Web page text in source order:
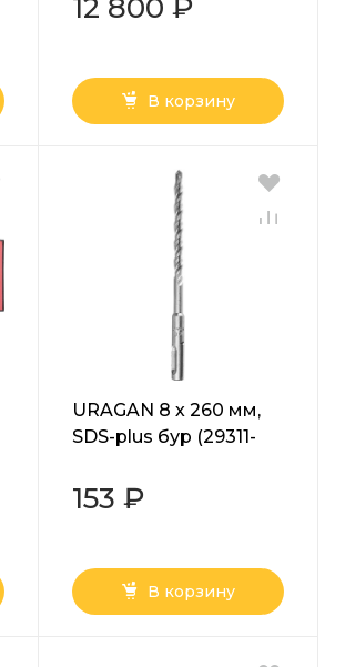
12 800 ₽
В корзину
URAGAN 8 х 260 мм,
SDS-plus бур (29311-
153 ₽
В корзину